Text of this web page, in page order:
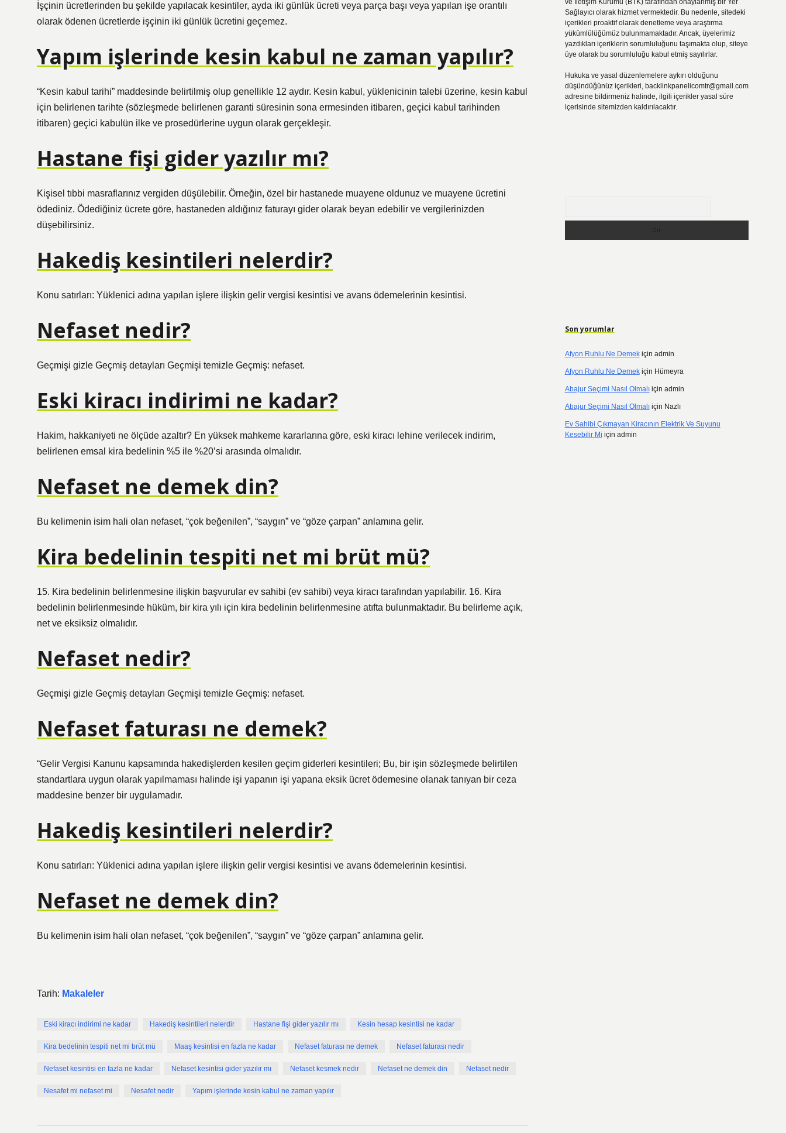
İşçinin ücretlerinden bu şekilde yapılacak kesintiler, ayda iki günlük ücreti veya parça başı veya yapılan işe orantılı
olarak ödenen ücretlerde işçinin iki günlük ücretini geçemez.
Yapım işlerinde kesin kabul ne zaman yapılır?
“Kesin kabul tarihi” maddesinde belirtilmiş olup genellikle 12 aydır. Kesin kabul, yüklenicinin talebi üzerine, kesin kabul
için belirlenen tarihte (sözleşmede belirlenen garanti süresinin sona ermesinden itibaren, geçici kabul tarihinden
itibaren) geçici kabulün ilke ve prosedürlerine uygun olarak gerçekleşir.
Hastane fişi gider yazılır mı?
Kişisel tıbbi masraflarınız vergiden düşülebilir. Örneğin, özel bir hastanede muayene oldunuz ve muayene ücretini
ödediniz. Ödediğiniz ücrete göre, hastaneden aldığınız faturayı gider olarak beyan edebilir ve vergilerinizden
düşebilirsiniz.
Hakediş kesintileri nelerdir?
Konu satırları: Yüklenici adına yapılan işlere ilişkin gelir vergisi kesintisi ve avans ödemelerinin kesintisi.
Nefaset nedir?
Geçmişi gizle Geçmiş detayları Geçmişi temizle Geçmiş: nefaset.
Eski kiracı indirimi ne kadar?
Hakim, hakkaniyeti ne ölçüde azaltır? En yüksek mahkeme kararlarına göre, eski kiracı lehine verilecek indirim,
belirlenen emsal kira bedelinin %5 ile %20’si arasında olmalıdır.
Nefaset ne demek din?
Bu kelimenin isim hali olan nefaset, “çok beğenilen”, “saygın” ve “göze çarpan” anlamına gelir.
Kira bedelinin tespiti net mi brüt mü?
15. Kira bedelinin belirlenmesine ilişkin başvurular ev sahibi (ev sahibi) veya kiracı tarafından yapılabilir. 16. Kira
bedelinin belirlenmesinde hüküm, bir kira yılı için kira bedelinin belirlenmesine atıfta bulunmaktadır. Bu belirleme açık,
net ve eksiksiz olmalıdır.
Nefaset nedir?
Geçmişi gizle Geçmiş detayları Geçmişi temizle Geçmiş: nefaset.
Nefaset faturası ne demek?
“Gelir Vergisi Kanunu kapsamında hakedişlerden kesilen geçim giderleri kesintileri; Bu, bir işin sözleşmede belirtilen
standartlara uygun olarak yapılmaması halinde işi yapanın işi yapana eksik ücret ödemesine olanak tanıyan bir ceza
maddesine benzer bir uygulamadır.
Hakediş kesintileri nelerdir?
Konu satırları: Yüklenici adına yapılan işlere ilişkin gelir vergisi kesintisi ve avans ödemelerinin kesintisi.
Nefaset ne demek din?
Bu kelimenin isim hali olan nefaset, “çok beğenilen”, “saygın” ve “göze çarpan” anlamına gelir.
Tarih: Makaleler
Eski kiracı indirimi ne kadar Hakediş kesintileri nelerdir Hastane fişi gider yazılır mı Kesin hesap kesintisi ne kadar
Kira bedelinin tespiti net mi brüt mü Maaş kesintisi en fazla ne kadar Nefaset faturası ne demek Nefaset faturası nedir
Nefaset kesintisi en fazla ne kadar Nefaset kesintisi gider yazılır mı Nefaset kesmek nedir Nefaset ne demek din Nefaset nedir
Nesafet mi nefaset mi Nesafet nedir Yapım işlerinde kesin kabul ne zaman yapılır
ve İletişim Kurumu (BTK) tarafından onaylanmış bir Yer
Sağlayıcı olarak hizmet vermektedir. Bu nedenle, sitedeki
içerikleri proaktif olarak denetleme veya araştırma
yükümlülüğümüz bulunmamaktadır. Ancak, üyelerimiz
yazdıkları içeriklerin sorumluluğunu taşımakta olup, siteye
üye olarak bu sorumluluğu kabul etmiş sayılırlar.
Hukuka ve yasal düzenlemelere aykırı olduğunu
düşündüğünüz içerikleri, backlinkpanelicomtr@gmail.com
adresine bildirmeniz halinde, ilgili içerikler yasal süre
içerisinde sitemizden kaldırılacaktır.
Son yorumlar
Afyon Ruhlu Ne Demekiçin admin
Afyon Ruhlu Ne Demekiçin Hümeyra
Abajur Seçimi Nasıl Olmalıiçin admin
Abajur Seçimi Nasıl Olmalıiçin Nazlı
Ev Sahibi Çıkmayan Kiracının Elektrik Ve Suyunu
Kesebilir Mi için admin